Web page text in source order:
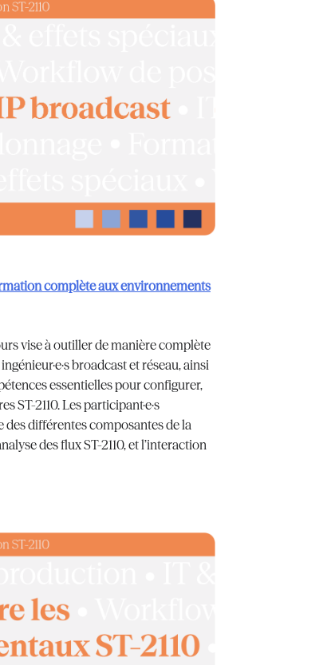
complète aux environnements
vise à outiller de manière complète
broadcast et réseau, ainsi
essentielles pour configurer,
ST-2110. Les participant·e·s
différentes composantes de la
des flux ST-2110, et l’interaction